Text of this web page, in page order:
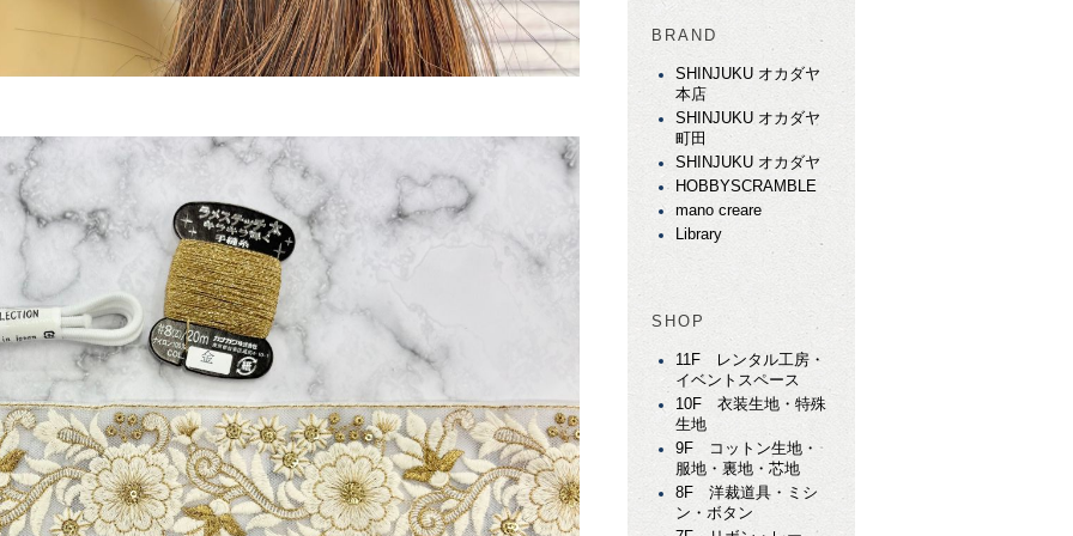
BRAND
SHINJUKU オカダヤ
本店
SHINJUKU オカダヤ
町田
SHINJUKU オカダヤ
HOBBYSCRAMBLE
mano creare
Library
SHOP
11F レンタル工房・
イベントスペース
10F 衣装生地・特殊
生地
9F コットン生地・
服地・裏地・芯地
8F 洋裁道具・ミシ
ン・ボタン